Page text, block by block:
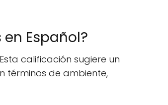
Español?
calificación sugiere un
términos de ambiente,